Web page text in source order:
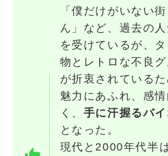
「僕だけがいない
ん」など、過去の
を受けているが、
物とレトロな不良
が折衷されている
魅力にあふれ、感
く、 手に汗握るバ
となった。
現代と2000年代半